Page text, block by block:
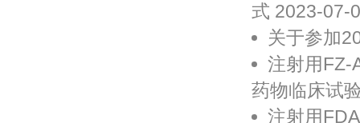
式 2023-07-
关于参加
注射用FZ-
药物临床试
注射用